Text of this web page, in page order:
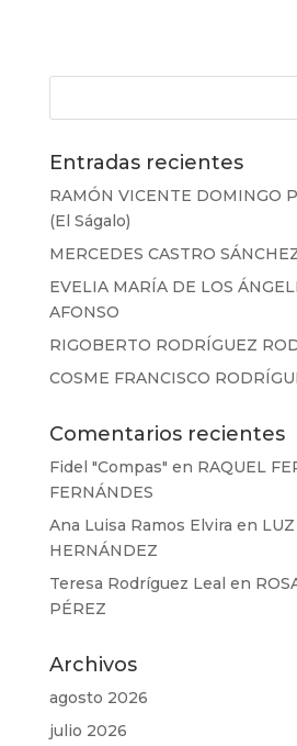
Entradas recientes
RAMÓN VICENTE DOMINGO
(El Ságalo)
MERCEDES CASTRO
EVELIA MARÍA DE LOS
AFONSO
RIGOBERTO RODRÍGUEZ
COSME FRANCISCO
Comentarios recientes
Fidel "Compas" en RAQUEL
FERNÁNDES
Ana Luisa Ramos Elvira en
HERNÁNDEZ
Teresa Rodríguez Leal en
PÉREZ
Archivos
agosto 2026
julio 2026